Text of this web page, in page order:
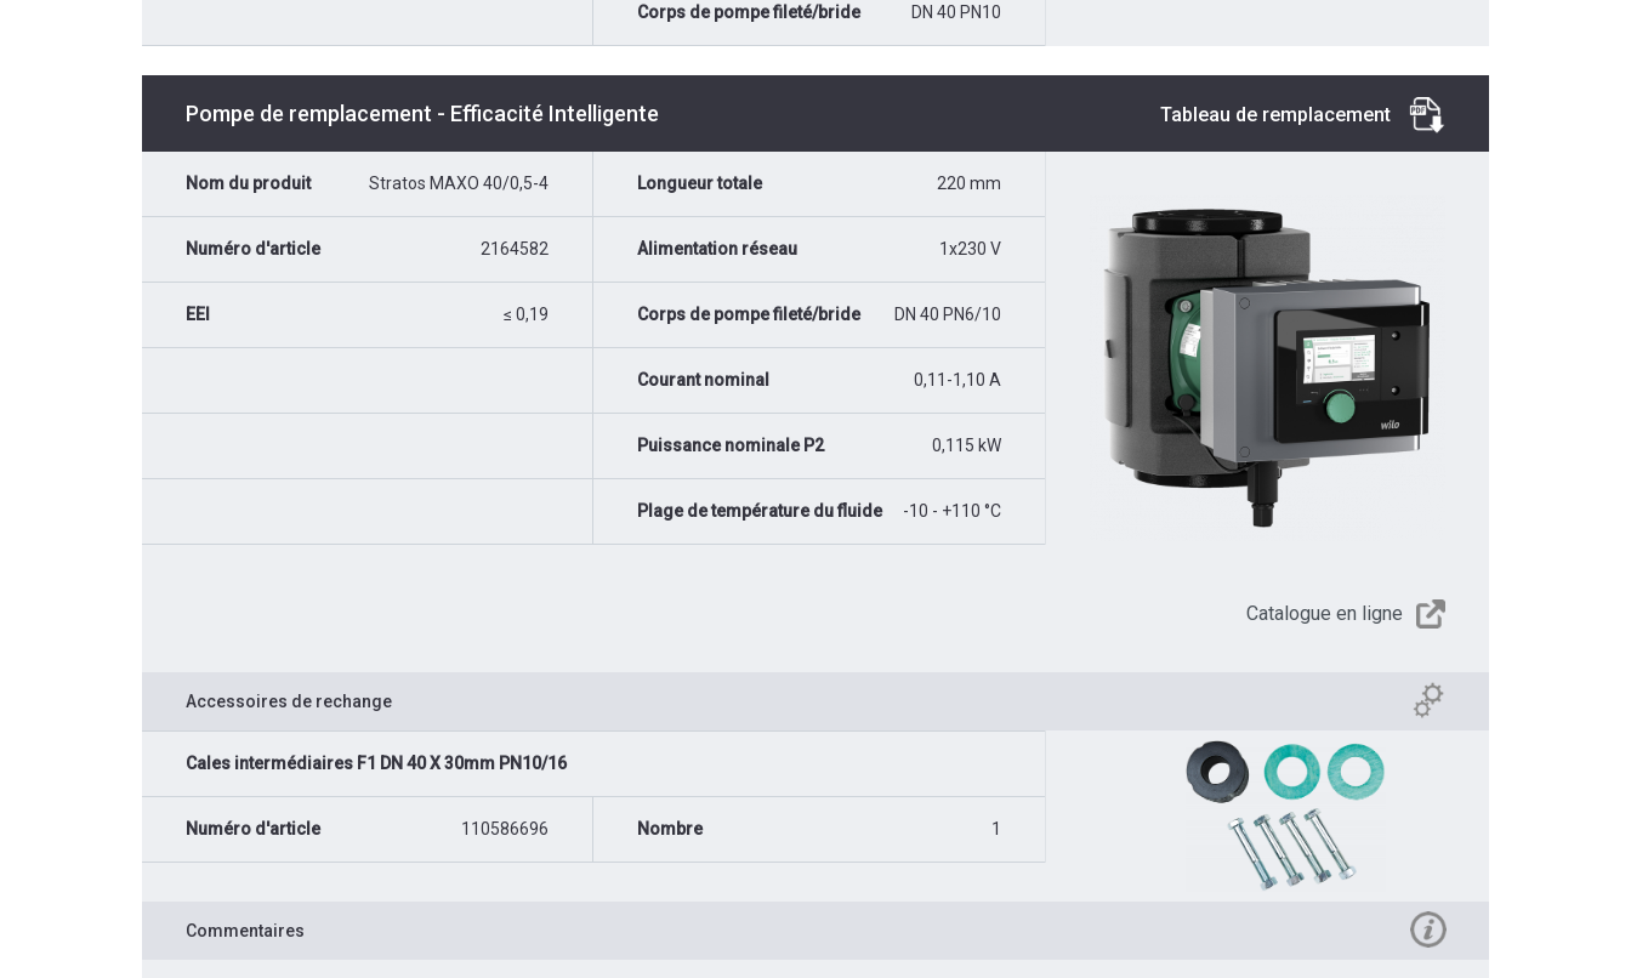
Corps de pompe fileté/bride DN 40 PN10
Pompe de remplacement - Efficacité Intelligente Tableau de remplacement
Nom du produit Stratos MAXO 40/0,5-4
Numéro d'article 2164582
EEI ≤ 0,19
Longueur totale 220 mm
Alimentation réseau 1x230 V
Corps de pompe fileté/bride DN 40 PN6/10
Courant nominal 0,11-1,10 A
Puissance nominale P2 0,115 kW
Plage de température du fluide -10 - +110 °C
Catalogue en ligne
Accessoires de rechange
Cales intermédiaires F1 DN 40 X 30mm PN10/16
Numéro d'article 110586696 Nombre 1
Commentaires